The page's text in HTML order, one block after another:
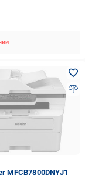
MFCB7800DNYJ1